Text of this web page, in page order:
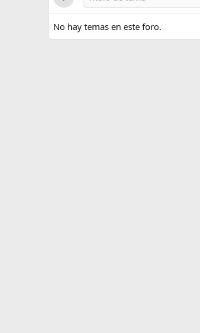
No hay temas en este foro.